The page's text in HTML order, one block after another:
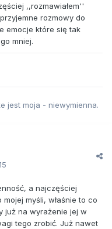
,,rozmawiałem''
rozmowy do
emocje które się tak
mniej.
jest moja - niewymienna.
a najczęściej
myśli, właśnie to co
już na wyrażenie jej w
tego zrobić. Już nawet